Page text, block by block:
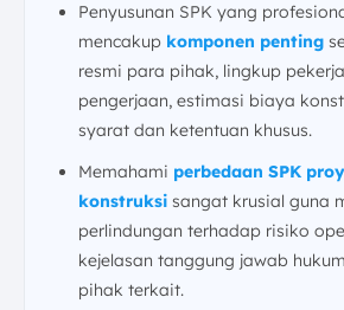
Penyusunan SPK yang
mencakup komponen penting
resmi para pihak, lingkup
pengerjaan, estimasi biaya
syarat dan ketentuan khusus.
Memahami perbedaan SPK
konstruksi sangat krusial guna
perlindungan terhadap risiko
kejelasan tanggung jawab
pihak terkait.